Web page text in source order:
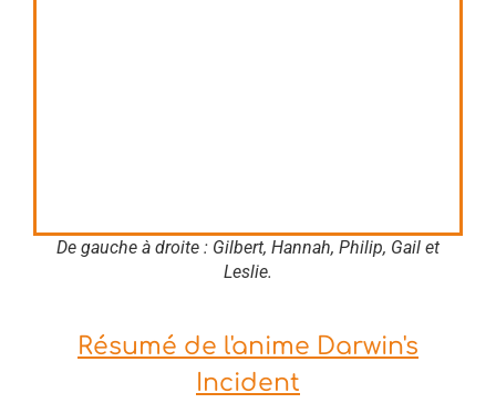
De gauche à droite : Gilbert, Hannah, Philip, Gail et
Leslie.
Résumé de l'anime Darwin's
Incident